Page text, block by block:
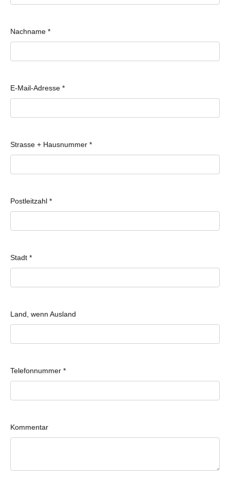
Nachname *
E-Mail-Adresse *
Strasse + Hausnummer *
Postleitzahl *
Stadt *
Land, wenn Ausland
Telefonnummer *
Kommentar